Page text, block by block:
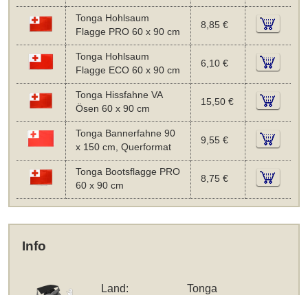
Tonga Hohlsaum
Flagge PRO 60 x 90 cm
8,85 €
Tonga Hohlsaum
Flagge ECO 60 x 90 cm
6,10 €
Tonga Hissfahne VA
Ösen 60 x 90 cm
15,50 €
Tonga Bannerfahne 90
x 150 cm, Querformat
9,55 €
Tonga Bootsflagge PRO
60 x 90 cm
8,75 €
Info
Land: Tonga